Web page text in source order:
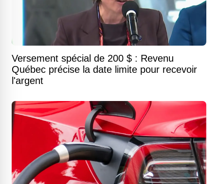
Versement spécial de 200 $ : Revenu
Québec précise la date limite pour recevoir
l'argent